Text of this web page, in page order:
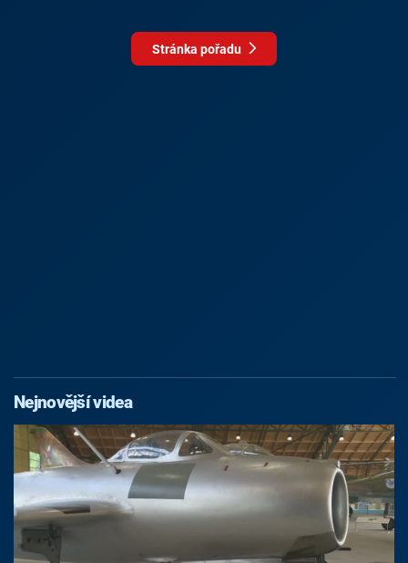
Stránka pořadu
Nejnovější videa